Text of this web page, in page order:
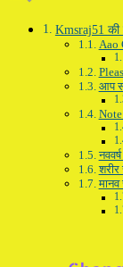
Kmsraj51
Aao
आप
शरीर